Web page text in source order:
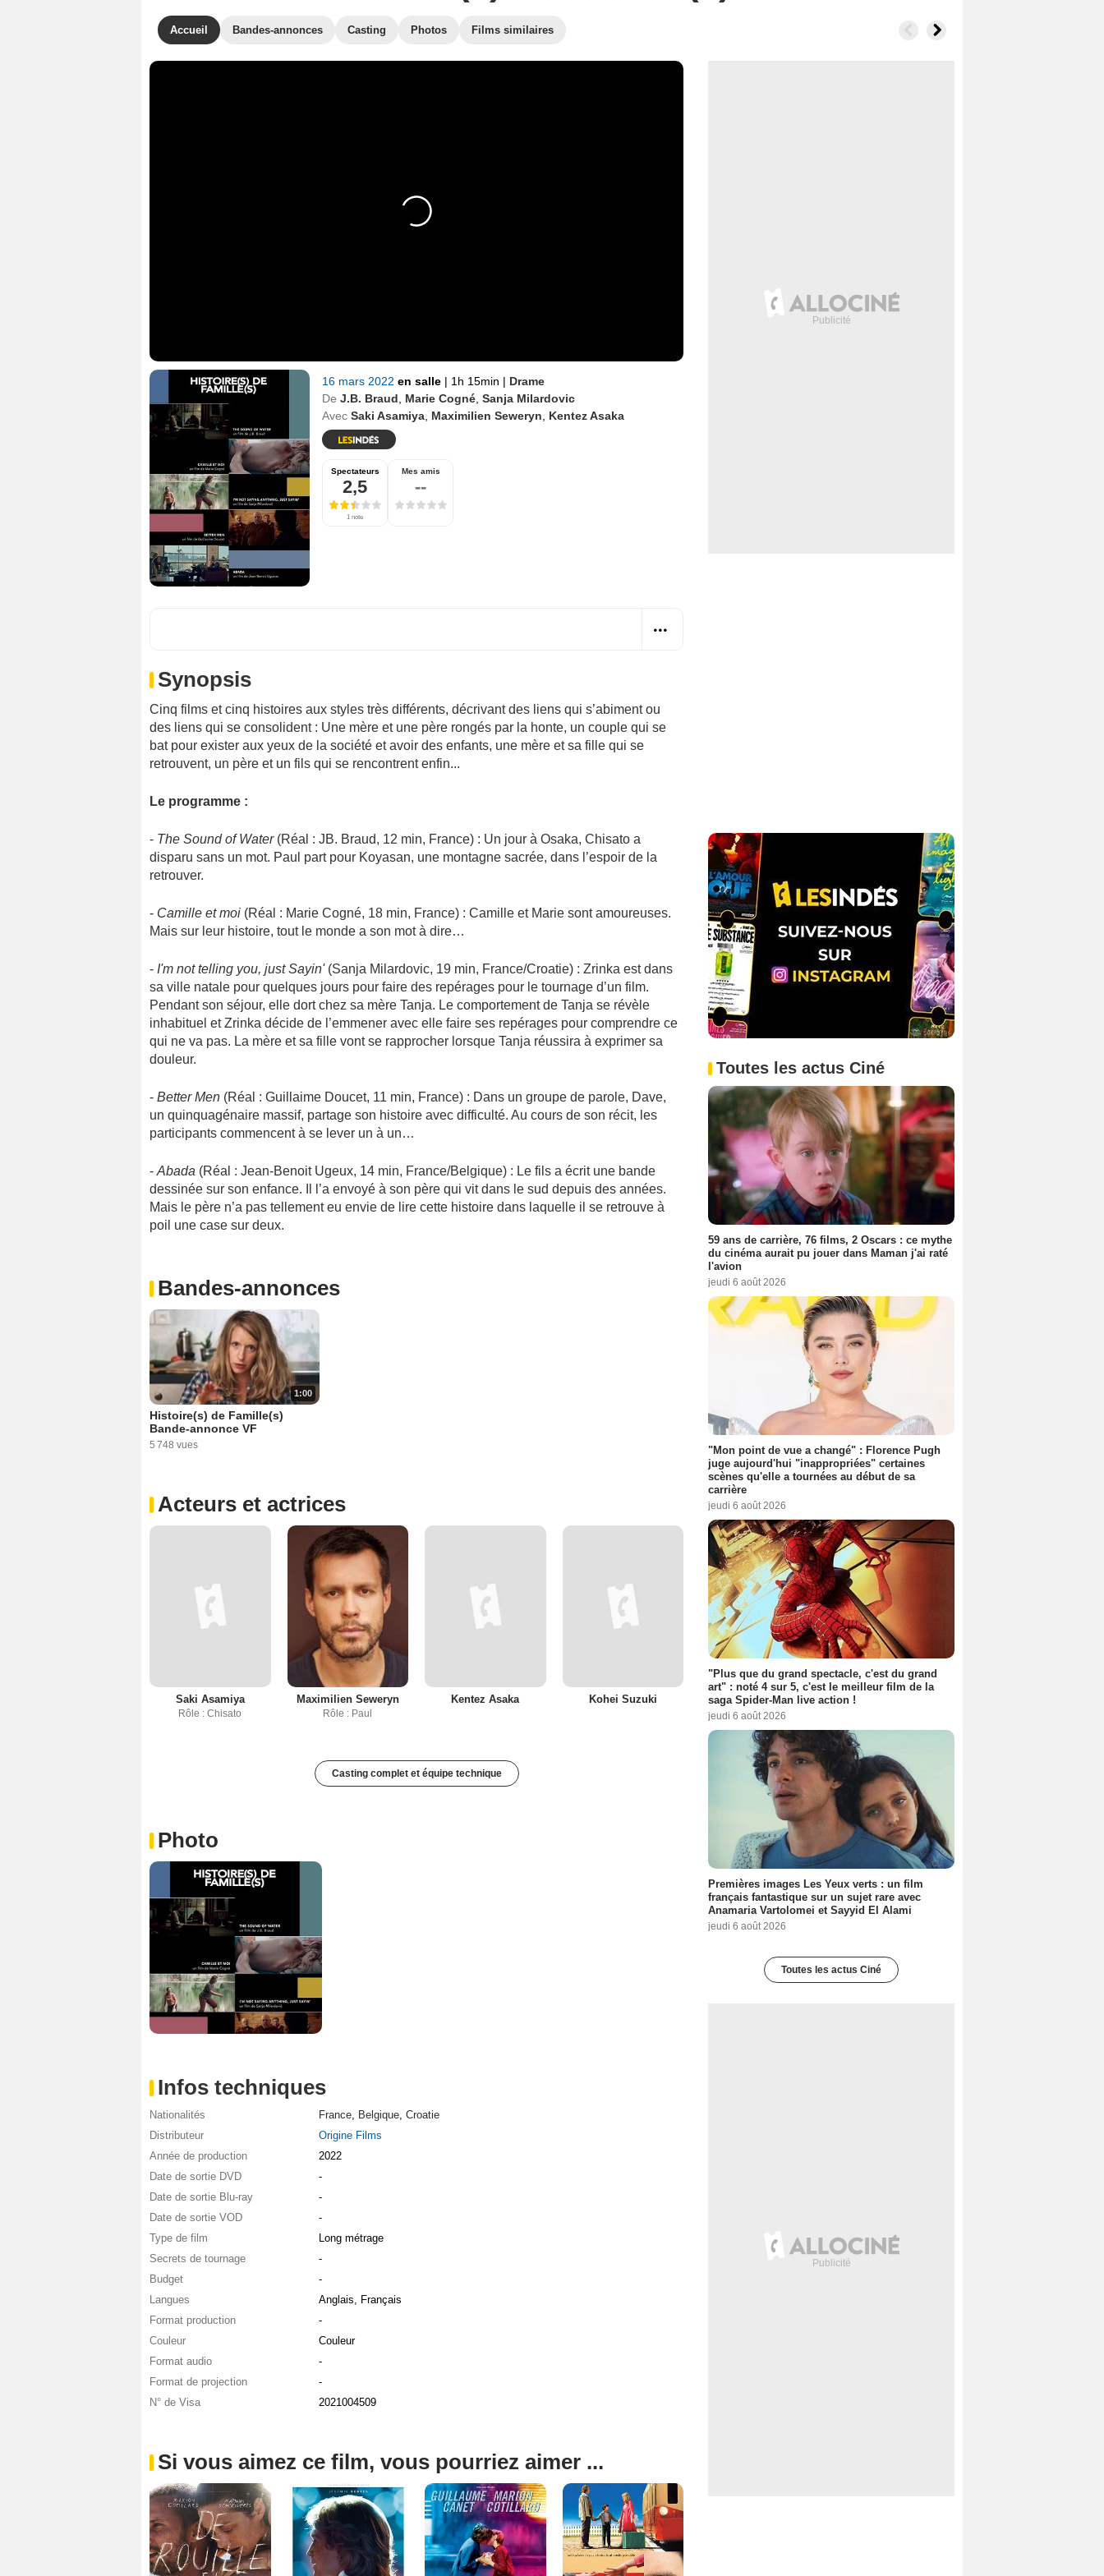
Accueil Bandes-annonces Casting Photos Films similaires
16 mars 2022 en salle | 1h 15min | Drame
De J.B. Braud Marie Cogné Sanja Milardovic
Avec Saki Asamiya Maximilien Seweryn Kentez Asaka
Spectateurs
2,5
1 note
Mes amis
--
Synopsis
Cinq films et cinq histoires aux styles très différents, décrivant des liens qui s’abiment ou
des liens qui se consolident : Une mère et une père rongés par la honte, un couple qui se
bat pour exister aux yeux de la société et avoir des enfants, une mère et sa fille qui se
retrouvent, un père et un fils qui se rencontrent enfin...
Le programme :
- The Sound of Water(Réal : JB. Braud, 12 min, France) : Un jour à Osaka, Chisato a
disparu sans un mot. Paul part pour Koyasan, une montagne sacrée, dans l’espoir de la
retrouver.
- Camille et moi (Réal : Marie Cogné, 18 min, France) : Camille et Marie sont amoureuses.
Mais sur leur histoire, tout le monde a son mot à dire…
- I'm not telling you, just Sayin'(Sanja Milardovic, 19 min, France/Croatie) : Zrinka est dans
sa ville natale pour quelques jours pour faire des repérages pour le tournage d’un film.
Pendant son séjour, elle dort chez sa mère Tanja. Le comportement de Tanja se révèle
inhabituel et Zrinka décide de l’emmener avec elle faire ses repérages pour comprendre ce
qui ne va pas. La mère et sa fille vont se rapprocher lorsque Tanja réussira à exprimer sa
douleur.
- Better Men (Réal : Guillaime Doucet, 11 min, France) : Dans un groupe de parole, Dave,
un quinquagénaire massif, partage son histoire avec difficulté. Au cours de son récit, les
participants commencent à se lever un à un…
- Abada (Réal : Jean-Benoit Ugeux, 14 min, France/Belgique) : Le fils a écrit une bande
dessinée sur son enfance. Il l’a envoyé à son père qui vit dans le sud depuis des années.
Mais le père n’a pas tellement eu envie de lire cette histoire dans laquelle il se retrouve à
poil une case sur deux.
Bandes-annonces
1:00
Histoire(s) de Famille(s)
Bande-annonce VF
5 748 vues
Acteurs et actrices
Saki Asamiya
Rôle : Chisato
Maximilien Seweryn
Rôle : Paul
Kentez Asaka Kohei Suzuki
Casting complet et équipe technique
Photo
Infos techniques
Nationalités France, Belgique, Croatie
Distributeur
Origine Films
Année de production
2022
Date de sortie DVD
-
Date de sortie Blu-ray
-
Date de sortie VOD
-
Type de film
Long métrage
Secrets de tournage
-
Budget
-
Langues
Anglais, Français
Format production
-
Couleur
Couleur
Format audio
-
Format de projection
-
N° de Visa
2021004509
Si vous aimez ce film, vous pourriez aimer ...
Toutes les actus Ciné
59 ans de carrière, 76 films, 2 Oscars : ce mythe
du cinéma aurait pu jouer dans Maman j'ai raté
l'avion
jeudi 6 août 2026
"Mon point de vue a changé" : Florence Pugh
juge aujourd'hui "inappropriées" certaines
scènes qu'elle a tournées au début de sa
carrière
jeudi 6 août 2026
"Plus que du grand spectacle, c'est du grand
art" : noté 4 sur 5, c'est le meilleur film de la
saga Spider-Man live action !
jeudi 6 août 2026
Premières images Les Yeux verts : un film
français fantastique sur un sujet rare avec
Anamaria Vartolomei et Sayyid El Alami
jeudi 6 août 2026
Toutes les actus Ciné